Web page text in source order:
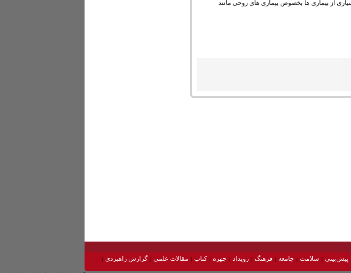
از بیماری ها بخصوص بیماری های روحی مانند
پیش‌بینی سلامت جامعه فرهنگ رویداد چهره کتاب مقالات علمی
گزارش راهبردی